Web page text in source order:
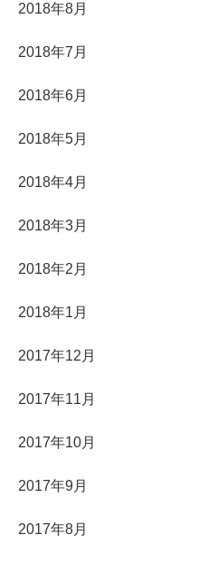
2018年8月
2018年7月
2018年6月
2018年5月
2018年4月
2018年3月
2018年2月
2018年1月
2017年12月
2017年11月
2017年10月
2017年9月
2017年8月